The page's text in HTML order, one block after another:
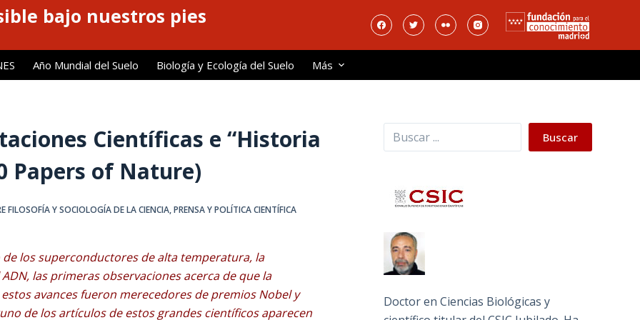
bajo nuestros pies
Año Mundial del Suelo Biología y Ecología del Suelo Más
Científicas e “Historia
Papers of Nature)
FILOSOFÍA Y SOCIOLOGÍA DE LA CIENCIA,PRENSA Y POLÍTICA CIENTÍFICA
los superconductores de alta temperatura, la
las primeras observaciones acerca de que la
avances fueron merecedores de premios Nobel y
de los artículos de estos grandes científicos aparecen
Buscar Buscar
Doctor en Ciencias Biológicas y